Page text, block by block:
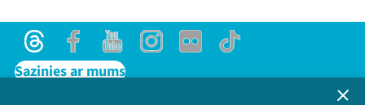
ThreadsFacebookYoutubeInstagram
Flick TikTok
Sazinies ar mums